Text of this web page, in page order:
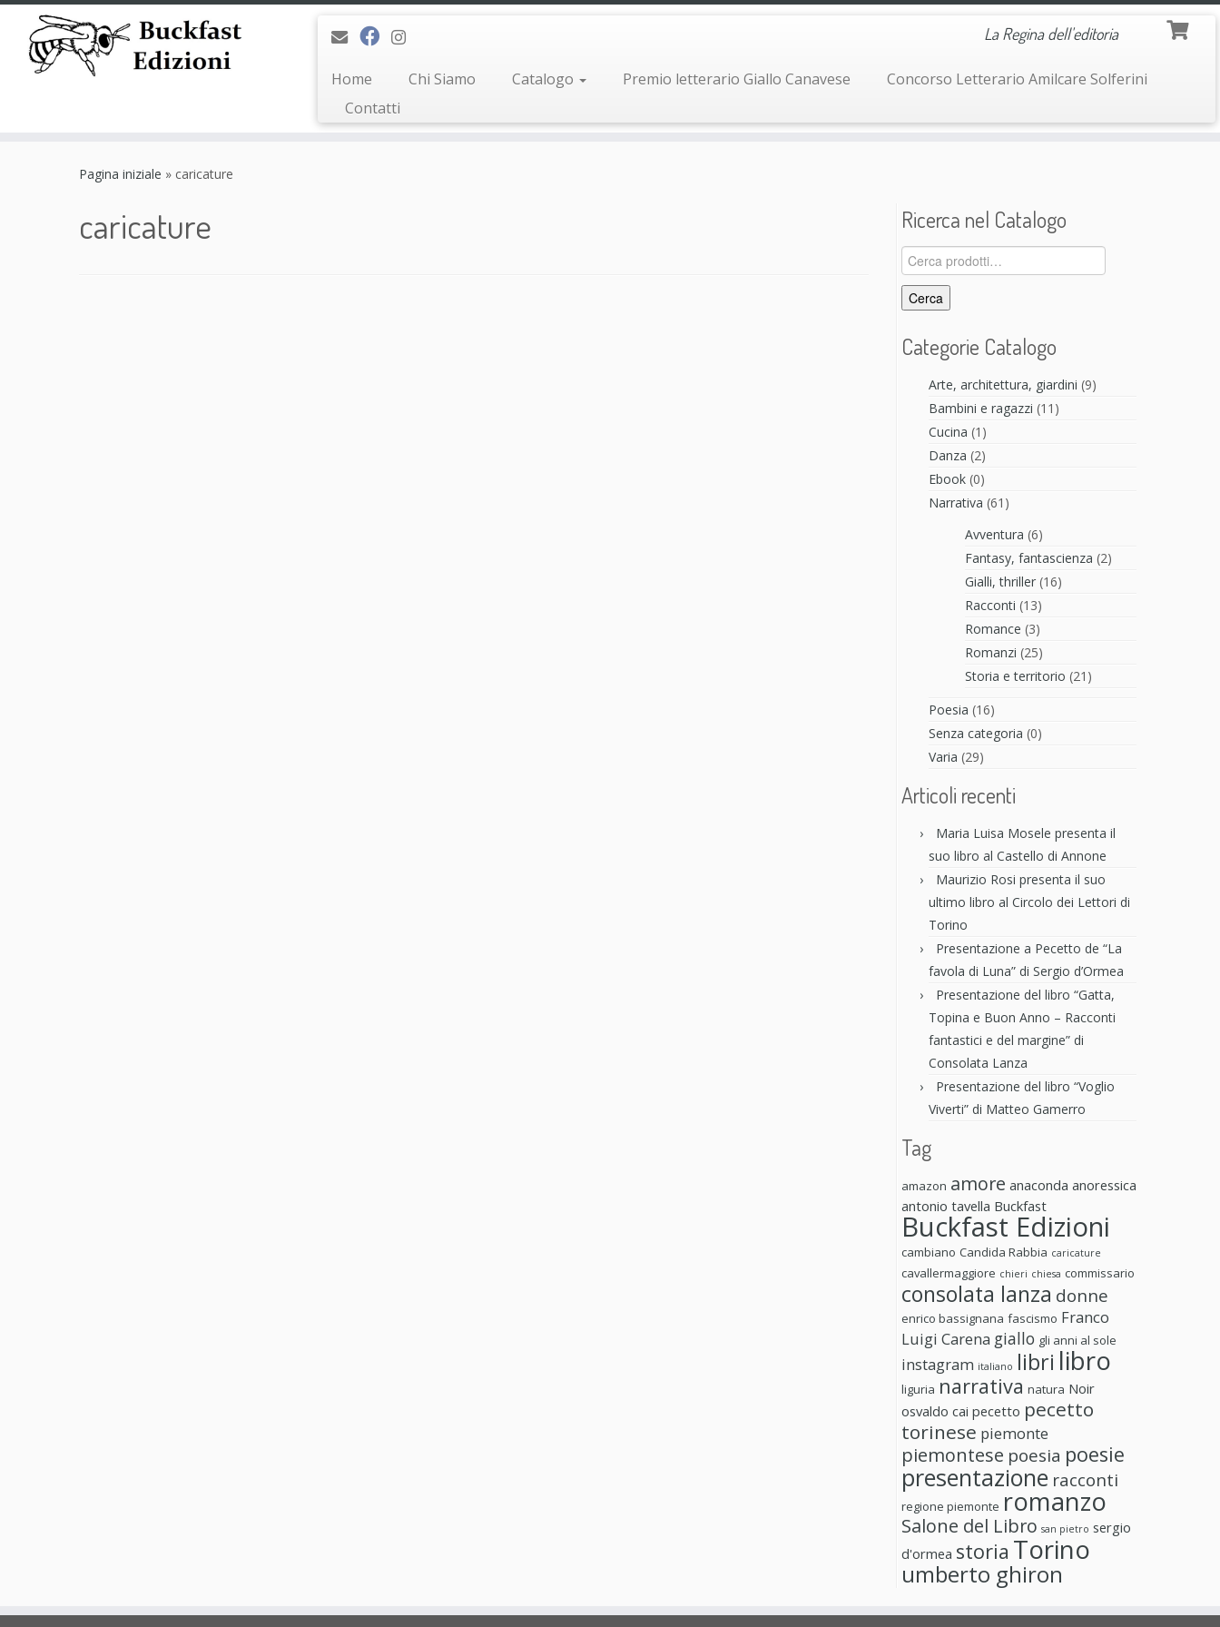
La Regina dell'editoria
Home Chi Siamo Catalogo Premio letterario Giallo Canavese
Concorso Letterario Amilcare Solferini
Contatti
Pagina iniziale » caricature
caricature Ricerca nel Catalogo
Cerca:
Cerca
Categorie Catalogo
Arte, architettura, giardini (9)
Bambini e ragazzi (11)
Cucina (1)
Danza (2)
Ebook (0)
Narrativa (61)
Avventura (6)
Fantasy, fantascienza (2)
Gialli, thriller (16)
Racconti (13)
Romance (3)
Romanzi (25)
Storia e territorio (21)
Poesia (16)
Senza categoria (0)
Varia (29)
Articoli recenti
Maria Luisa Mosele presenta il
suo libro al Castello di Annone
Maurizio Rosi presenta il suo
ultimo libro al Circolo dei Lettori di
Torino
Presentazione a Pecetto de “La
favola di Luna” di Sergio d’Ormea
Presentazione del libro “Gatta,
Topina e Buon Anno – Racconti
fantastici e del margine” di
Consolata Lanza
Presentazione del libro “Voglio
Viverti” di Matteo Gamerro
Tag
amazon amore anaconda anoressica
antonio tavella Buckfast
Buckfast Edizioni
cambiano Candida Rabbia caricature
cavallermaggiore chieri chiesa commissario
consolata lanza donne
enrico bassignana fascismo Franco
Luigi Carena giallo gli anni al sole
instagram italiano libri libro
liguria narrativa natura Noir
osvaldo cai pecetto pecetto
torinese piemonte
piemontese poesia poesie
presentazione racconti
regione piemonte romanzo
Salone del Libro san pietro sergio
d'ormea storia Torino
umberto ghiron